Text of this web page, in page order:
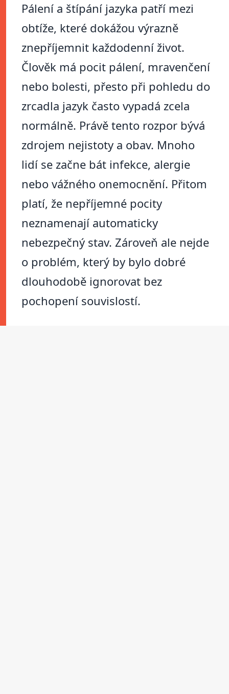
Pálení a štípání jazyka patří mezi
obtíže, které dokážou výrazně
znepříjemnit každodenní život.
Člověk má pocit pálení, mravenčení
nebo bolesti, přesto při pohledu do
zrcadla jazyk často vypadá zcela
normálně. Právě tento rozpor bývá
zdrojem nejistoty a obav. Mnoho
lidí se začne bát infekce, alergie
nebo vážného onemocnění. Přitom
platí, že nepříjemné pocity
neznamenají automaticky
nebezpečný stav. Zároveň ale nejde
o problém, který by bylo dobré
dlouhodobě ignorovat bez
pochopení souvislostí.